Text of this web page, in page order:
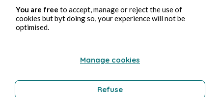
Adp
You are free to accept, manage or reject the use of
cookies but byt doing so, your experience will not be
optimised.
Manage cookies
Refuse